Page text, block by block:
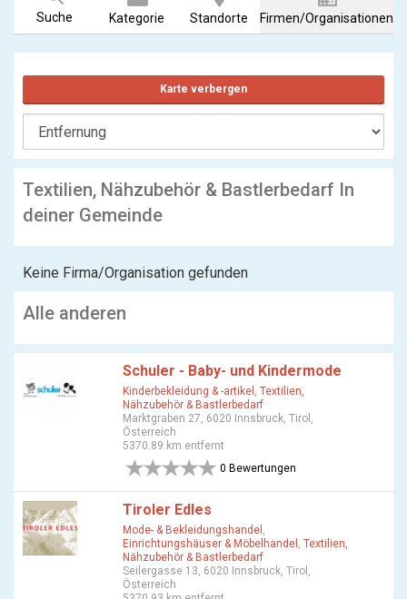
Suche Kategorie Standorte Firmen/Organisationen
Karte verbergen
Textilien, Nähzubehör & Bastlerbedarf In
deiner Gemeinde
Keine Firma/Organisation gefunden
Alle anderen
Schuler - Baby- und Kindermode
Kinderbekleidung & -artikel , Textilien,
Nähzubehör & Bastlerbedarf
Marktgraben 27, 6020 Innsbruck, Tirol,
Österreich
5370.89 km entfernt
0 Bewertungen
Tiroler Edles
Mode- & Bekleidungshandel ,
Einrichtungshäuser & Möbelhandel , Textilien,
Nähzubehör & Bastlerbedarf
Seilergasse 13, 6020 Innsbruck, Tirol,
Österreich